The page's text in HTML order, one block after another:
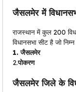
जैसलमेरमें
राजस्थान में कुल 200
विधानसभा सीट है जो
1.जैसलमेर
2.पोकरण
जैसलमेरजिले के